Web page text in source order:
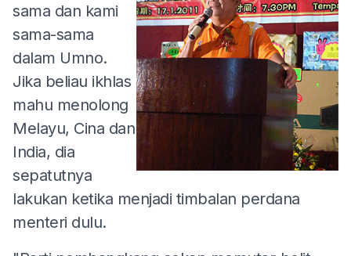
sama dan kami
sama-sama
dalam Umno.
Jika beliau ikhlas
mahu menolong
Melayu, Cina dan
India, dia
sepatutnya
lakukan ketika menjadi timbalan perdana
menteri dulu.